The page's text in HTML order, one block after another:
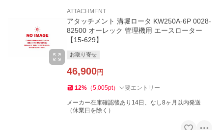
ATTACHMENT
アタッチメント 溝堀ロータ KW250A-6P 0028-
82500 オーレック 管理機用 エースローター
【15-629】
お取り寄せ
46,900円
12% （5,005pt） 要エントリー
メーカー在庫確認後あり14日、なし8ヶ月以内発送
（休業日を除く）